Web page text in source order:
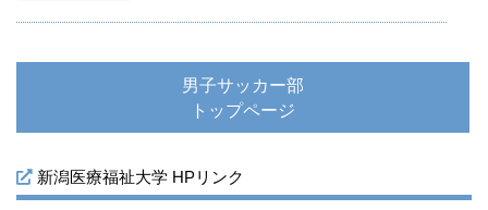
男子サッカー部
トップページ
新潟医療福祉大学 HPリンク